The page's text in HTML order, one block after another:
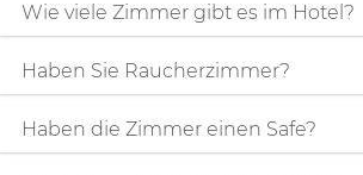
Wie viele Zimmer gibt es im Hotel?
Haben Sie Raucherzimmer?
Haben die Zimmer einen Safe?